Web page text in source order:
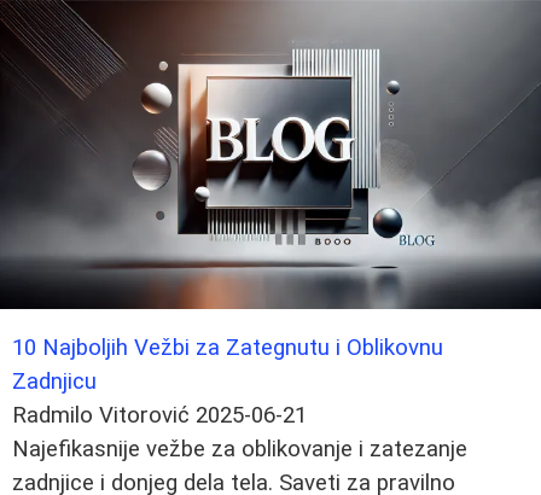
10 Najboljih Vežbi za Zategnutu i Oblikovnu
Zadnjicu
Radmilo Vitorović 2025-06-21
Najefikasnije vežbe za oblikovanje i zatezanje
zadnjice i donjeg dela tela. Saveti za pravilno